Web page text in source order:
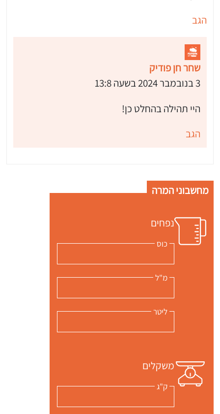
הגב
שחר חן פודיק
3 בנובמבר 2024 בשעה 13:8
היי תהילה בהחלט כן!
הגב
מחשבוני המרה
נפחים
כוס
מ"ל
ליטר
משקלים
ק"ג